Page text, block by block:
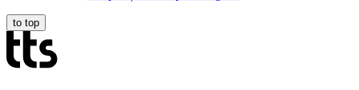
to top